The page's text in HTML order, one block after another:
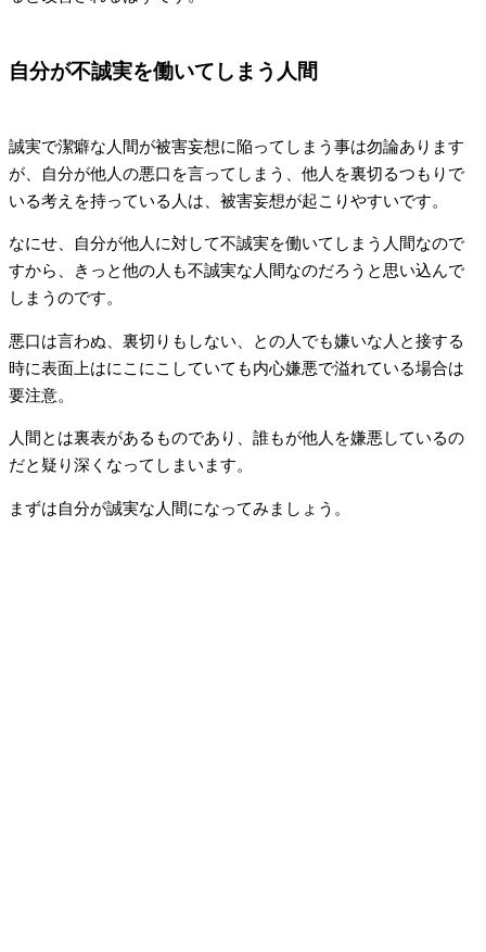
自分が不誠実を働いてしまう人間
誠実で潔癖な人間が被害妄想に陥ってしまう事は勿論あります
が、自分が他人の悪口を言ってしまう、他人を裏切るつもりで
いる考えを持っている人は、被害妄想が起こりやすいです。
なにせ、自分が他人に対して不誠実を働いてしまう人間なので
すから、きっと他の人も不誠実な人間なのだろうと思い込んで
しまうのです。
悪口は言わぬ、裏切りもしない、との人でも嫌いな人と接する
時に表面上はにこにこしていても内心嫌悪で溢れている場合は
要注意。
人間とは裏表があるものであり、誰もが他人を嫌悪しているの
だと疑り深くなってしまいます。
まずは自分が誠実な人間になってみましょう。